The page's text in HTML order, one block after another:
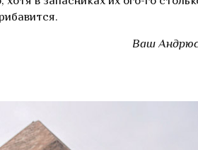
Ваш